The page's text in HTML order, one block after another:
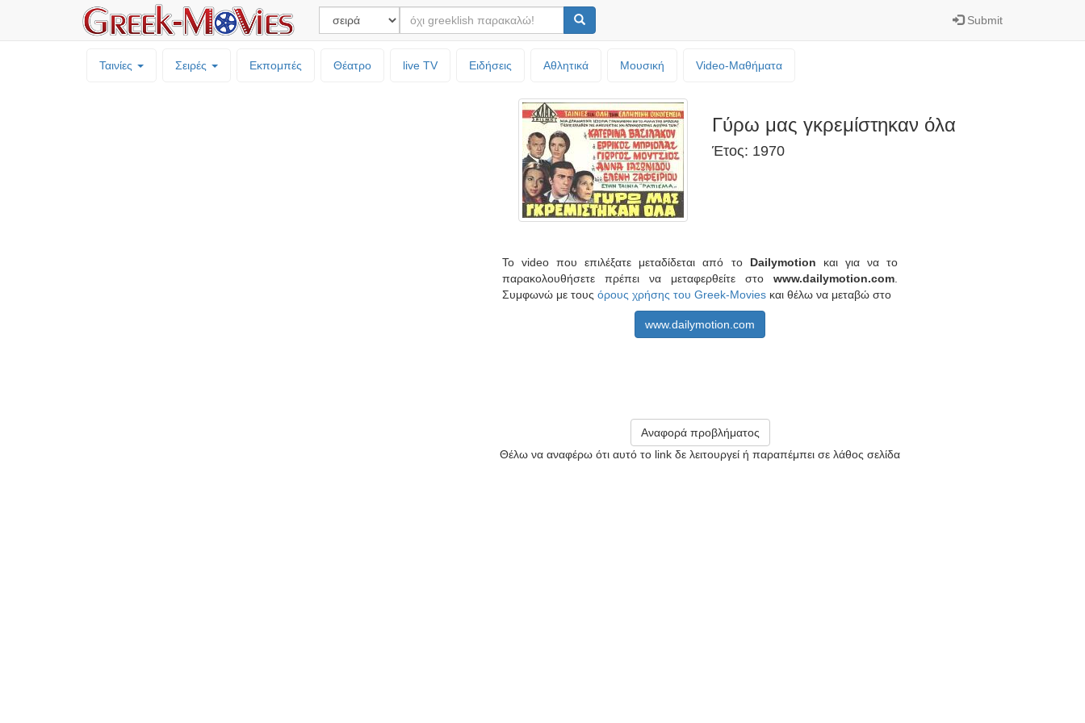
Submit
Ταινίες Σειρές Εκπομπές Θέατρο live TV Ειδήσεις Αθλητικά Μουσική Video-Mαθήματα
Γύρω μας γκρεμίστηκαν όλα
Έτος: 1970
Το video που επιλέξατε μεταδίδεται από το Dailymotion και για να το
παρακολουθήσετε πρέπει να μεταφερθείτε στο www.dailymotion.com.
Συμφωνώ με τους όρους χρήσης του Greek-Moviesκαι θέλω να μεταβώ στο
www.dailymotion.com
Αναφορά προβλήματος
Θέλω να αναφέρω ότι αυτό το link δε λειτουργεί ή παραπέμπει σε λάθος σελίδα